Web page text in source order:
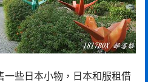
一些日本小物，日本和服租借